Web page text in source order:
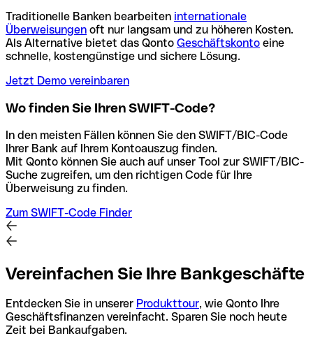
Traditionelle Banken bearbeiten internationale
Überweisungen oft nur langsam und zu höheren Kosten.
Als Alternative bietet das Qonto Geschäftskonto eine
schnelle, kostengünstige und sichere Lösung.
Jetzt Demo vereinbaren
Wo finden Sie Ihren SWIFT-Code?
In den meisten Fällen können Sie den SWIFT/BIC-Code
Ihrer Bank auf Ihrem Kontoauszug finden.
Mit Qonto können Sie auch auf unser Tool zur SWIFT/BIC-
Suche zugreifen, um den richtigen Code für Ihre
Überweisung zu finden.
Zum SWIFT-Code Finder
Vereinfachen Sie Ihre Bankgeschäfte
Entdecken Sie in unserer Produkttour, wie Qonto Ihre
Geschäftsfinanzen vereinfacht. Sparen Sie noch heute
Zeit bei Bankaufgaben.